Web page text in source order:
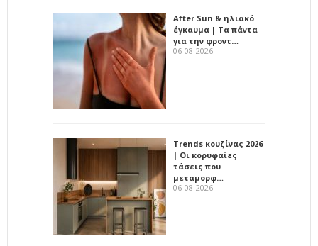
After Sun & ηλιακό
έγκαυμα | Τα πάντα
για την φροντ…
06-08-2026
Trends κουζίνας 2026
| Οι κορυφαίες
τάσεις που
μεταμορφ…
06-08-2026